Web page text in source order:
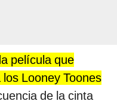
película que
Looney Toones
de la cinta